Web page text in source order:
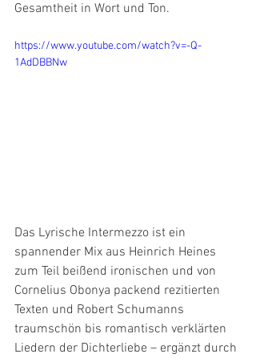
Gesamtheit in Wort und Ton.
https://www.youtube.com/watch?v=-Q-
1AdDBBNw
Das Lyrische Intermezzo ist ein
spannender Mix aus Heinrich Heines
zum Teil beißend ironischen und von
Cornelius Obonya packend rezitierten
Texten und Robert Schumanns
traumschön bis romantisch verklärten
Liedern der Dichterliebe – ergänzt durch